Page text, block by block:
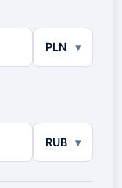
PLN
RUB